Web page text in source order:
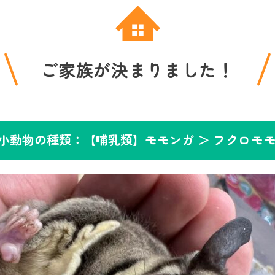
ご家族が決まりました！
動物の種類：【哺乳類】モモンガ ＞ フクロモ